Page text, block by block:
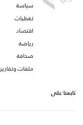
سياسة
تغطيات
اقتصاد
رياضة
صحافة
ملفات وتقارير
تابعنا على